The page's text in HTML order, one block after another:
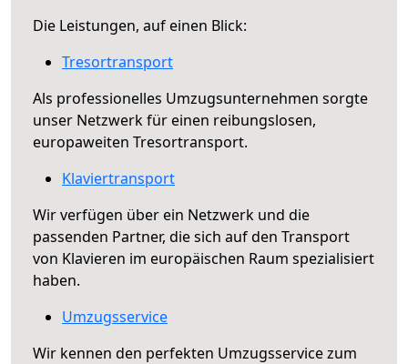
Die Leistungen, auf einen Blick:
Tresortransport
Als professionelles Umzugsunternehmen sorgte
unser Netzwerk für einen reibungslosen,
europaweiten Tresortransport.
Klaviertransport
Wir verfügen über ein Netzwerk und die
passenden Partner, die sich auf den Transport
von Klavieren im europäischen Raum spezialisiert
haben.
Umzugsservice
Wir kennen den perfekten Umzugsservice zum